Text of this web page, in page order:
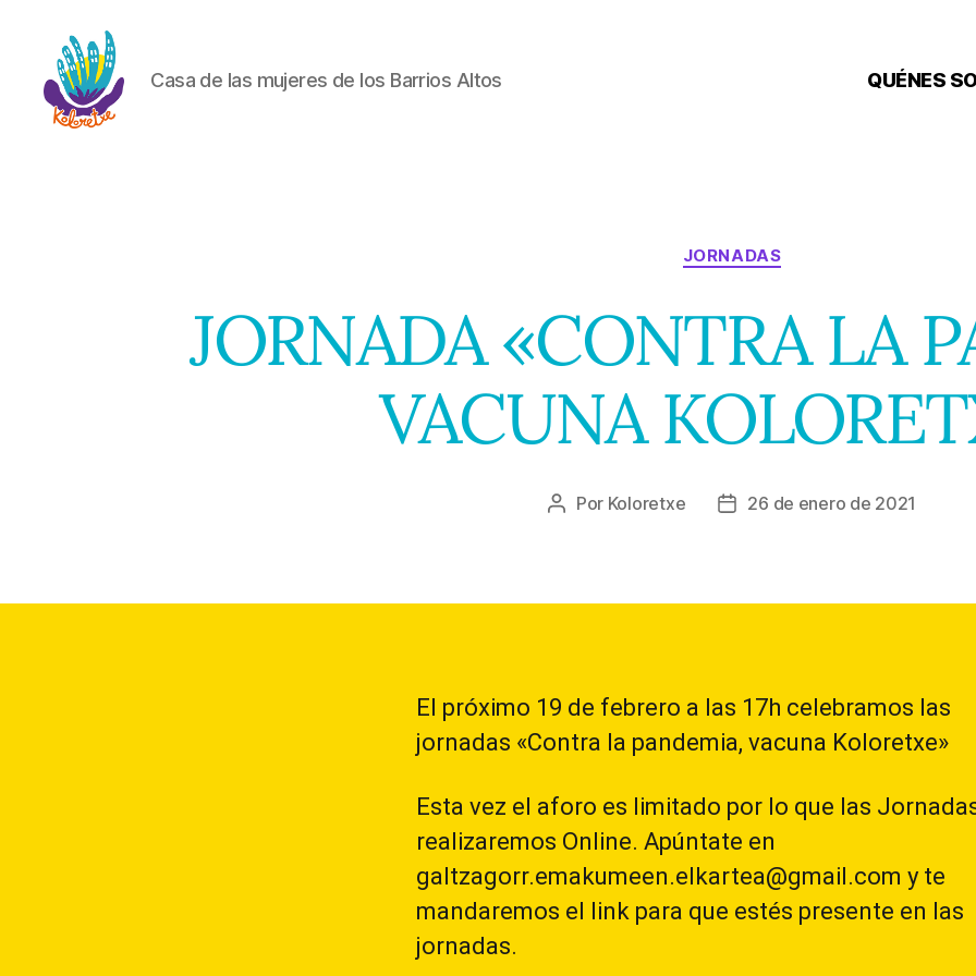
Casa de las mujeres de los Barrios Altos QUÉNES
Categorías
JORNADAS
JORNADA «CONTRA LA
VACUNA
Autor
Por Koloretxe
Fecha26 de enero de 2021
El próximo 19 de febrero a las 17h celebramos las
jornadas «Contra la pandemia, vacuna Koloretxe»
Esta vez el aforo es limitado por lo que las
realizaremos Online. Apúntate en
galtzagorr.emakumeen.elkartea@gmail.com y te
mandaremos el link para que estés presente en las
jornadas.